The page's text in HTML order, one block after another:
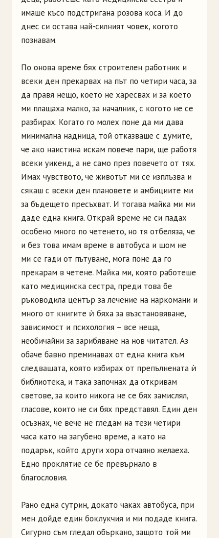
имаше късо подстригана розова коса. И до
днес си остава най-силният човек, когото
познавам.
По онова време бях строителен работник и
всеки ден прекарвах на път по четири часа, за
да правя нещо, което не харесвах и за което
ми плащаха малко, за началник, с когото не се
разбирах. Когато го молех поне да ми дава
минимална надница, той отказваше с думите,
че ако наистина искам повече пари, ще работя
всеки уикенд, а не само през повечето от тях.
Имах чувството, че животът ми се изплъзва и
сякаш с всеки ден плановете и амбициите ми
за бъдещето пресъхват. И тогава майка ми ми
даде една книга. Открай време не си падах
особено много по четенето, но тя отбеляза, че
и без това имам време в автобуса и щом не
ми се гади от пътуване, мога поне да го
прекарам в четене. Майка ми, която работеше
като медицинска сестра, преди това бе
ръководила център за лечение на наркомани и
много от книгите ѝ бяха за възстановяване,
зависимост и психология – все неща,
необичайни за зарибяване на нов читател. Аз
обаче бавно преминавах от една книга към
следващата, която избирах от препълнената ѝ
библиотека, и така започнах да откривам
светове, за които никога не се бях замислял,
гласове, които не си бях представял. Един ден
осъзнах, че вече не гледам на тези четири
часа като на загубено време, а като на
подарък, който други хора отчаяно желаеха.
Едно проклятие се бе превърнало в
благословия.
Рано една сутрин, докато чаках автобуса, при
мен дойде един боклукчия и ми подаде книга.
Сигурно съм гледал объркано, защото той ми